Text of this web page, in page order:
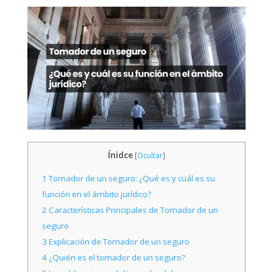
Ínidce [Ocultar]
1 Tomador de un seguro: ¿Qué es y cuál es su
función en el ámbito jurídico?
2 Características Principales de Tomador de un
seguro
3 Explicación de Tomador de un seguro
4 ¿Quién es el tomador de un seguro?